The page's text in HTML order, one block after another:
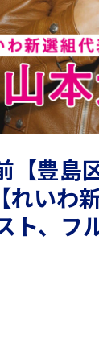
【豊島
いわ
ト、フ